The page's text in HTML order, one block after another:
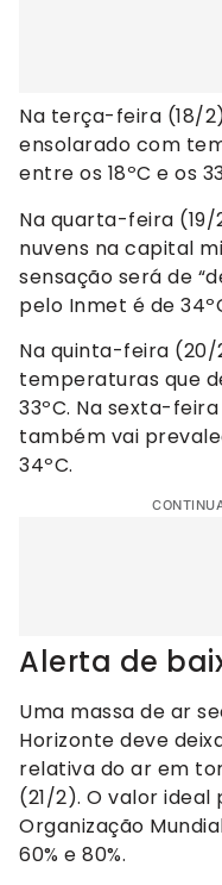
Na terça-feira (18/
ensolarado com
entre os 18ºC e os
Na quarta-feira
nuvens na capital
sensação será de
pelo Inmet é de
Na quinta-feira
temperaturas que
33ºC. Na sexta-
também vai
34ºC.
Alerta de
Uma massa de ar
Horizonte deve
relativa do ar em
(21/2). O valor ideal
Organização
60% e 80%.